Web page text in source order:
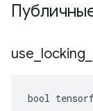
use locking
bool